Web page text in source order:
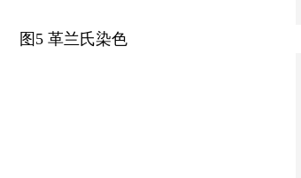
图5 革兰氏染色